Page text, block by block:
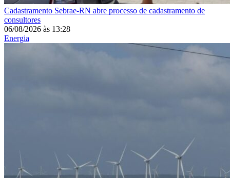
Cadastramento Sebrae-RN abre processo de cadastramento de
consultores
06/08/2026 às 13:28
Energia